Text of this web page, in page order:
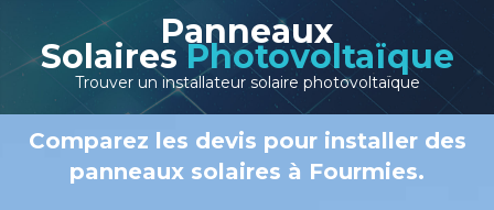
Panneaux
Solaires Photovoltaïque
Trouver un installateur solaire photovoltaïque
Comparez les devis pour installer des
panneaux solaires à Fourmies.